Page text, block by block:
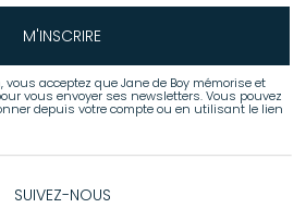
M'INSCRIRE
acceptez que Jane de Boy mémorise et
vous envoyer ses newsletters. Vous pouvez
depuis votre compte ou en utilisant le lien
SUIVEZ-NOUS